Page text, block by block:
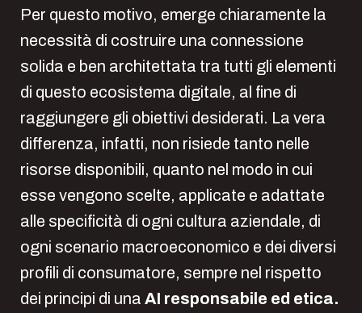
Per questo motivo, emerge chiaramente la
necessità di costruire una connessione
solida e ben architettata tra tutti gli elementi
di questo ecosistema digitale, al fine di
raggiungere gli obiettivi desiderati. La vera
differenza, infatti, non risiede tanto nelle
risorse disponibili, quanto nel modo in cui
esse vengono scelte, applicate e adattate
alle specificità di ogni cultura aziendale, di
ogni scenario macroeconomico e dei diversi
profili di consumatore, sempre nel rispetto
dei principi di una AI responsabile ed etica.